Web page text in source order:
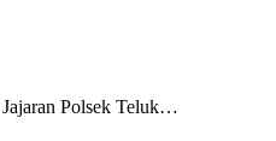
Polsek Teluk…